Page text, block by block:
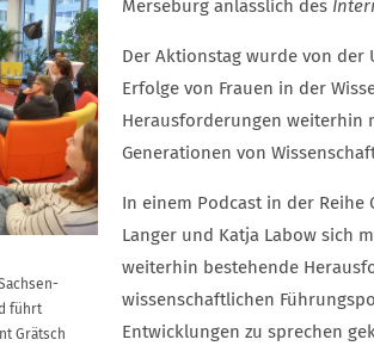
führt
Grätsch
Merseburg anlässlich des
Der Aktionstag wurde von der
Erfolge von Frauen in der
Herausforderungen weiterhin
Generationen von
In einem Podcast in der Reihe
Langer und Katja Labow sich
weiterhin bestehende
wissenschaftlichen
Entwicklungen zu sprechen